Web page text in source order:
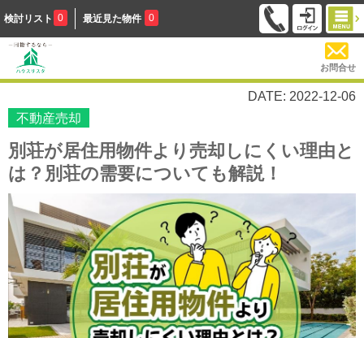
検討リスト 0 最近見た物件 0
お問合せ
DATE: 2022-12-06
不動産売却
別荘が居住用物件より売却しにくい理由と
は？別荘の需要についても解説！